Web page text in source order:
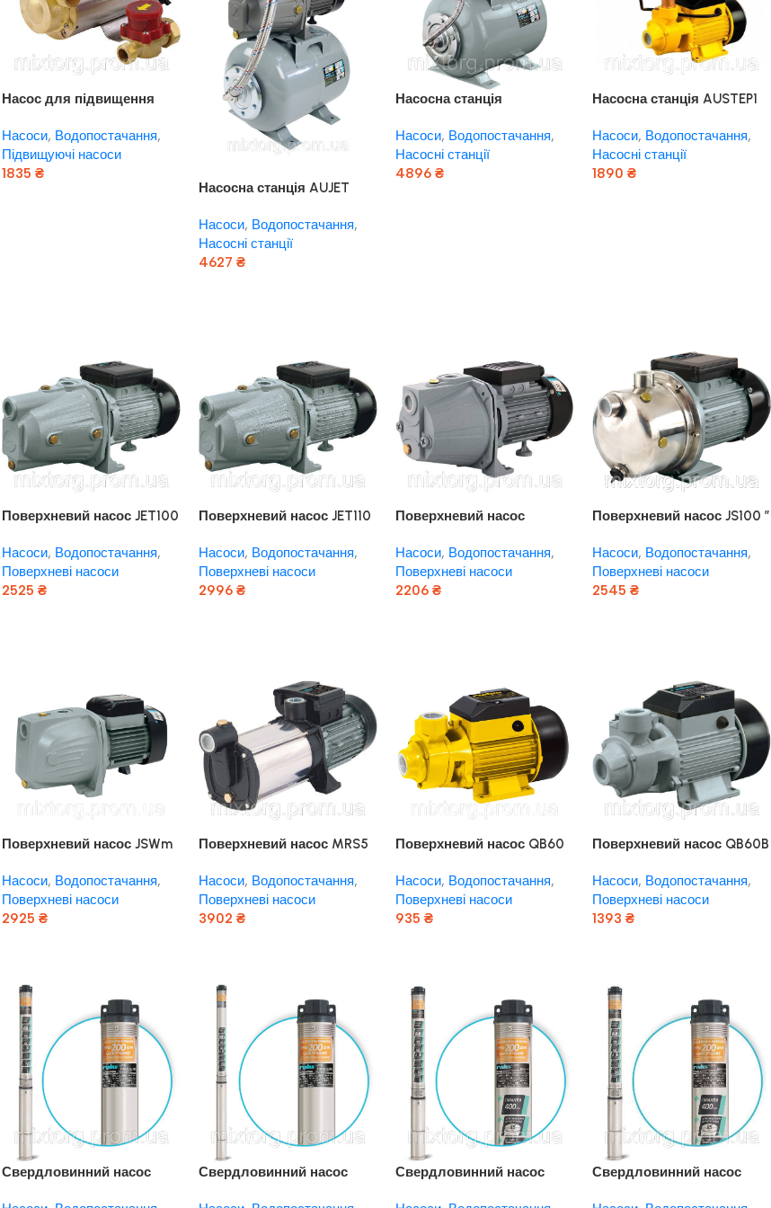
Насос для підвищення
Насоси, Водопостачання,
Підвищуючі насоси
1835 ₴
Насосна станція AUJET
Насоси, Водопостачання,
Насосні станції
4627 ₴
Насосна станція
Насоси, Водопостачання,
Насосні станції
4896 ₴
Насосна станція AUSTEP1
Насоси, Водопостачання,
Насосні станції
1890 ₴
Поверхневий насос JET100
Насоси, Водопостачання,
Поверхневі насоси
2525 ₴
Поверхневий насос JET110
Насоси, Водопостачання,
Поверхневі насоси
2996 ₴
Поверхневий насос
Насоси, Водопостачання,
Поверхневі насоси
2206 ₴
Поверхневий насос JS100 ”
Насоси, Водопостачання,
Поверхневі насоси
2545 ₴
Поверхневий насос JSWm
Насоси, Водопостачання,
Поверхневі насоси
2925 ₴
Поверхневий насос MRS5
Насоси, Водопостачання,
Поверхневі насоси
3902 ₴
Поверхневий насос QB60
Насоси, Водопостачання,
Поверхневі насоси
935 ₴
Поверхневий насос QB60B
Насоси, Водопостачання,
Поверхневі насоси
1393 ₴
Свердловинний насос
Свердловинний насос
Свердловинний насос
Свердловинний насос